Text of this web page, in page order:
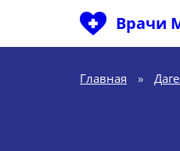
Врачи
Главная »